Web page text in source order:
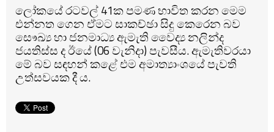
ලෝකයේ රටවල් 41ක පමණ භාවිත කරන මෙම
එන්නත ගෙන ඒමට සාකච්ඡා සිදු කෙරෙන බව
සෞඛ්‍ය හා ජනමාධ්‍ය ඇමැති වෛද්‍ය නලින්ද
ජයතිස්ස ද ඊයේ (06 වැනිදා) පැවසීය. ඇමැතිවරයා
මේ බව සඳහන් කළේ එම අමාත්‍යාංශයේ පැවති
උත්සවයක දී ය.